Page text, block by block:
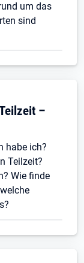
um das
sind
–
habe ich?
Teilzeit?
Wie finde